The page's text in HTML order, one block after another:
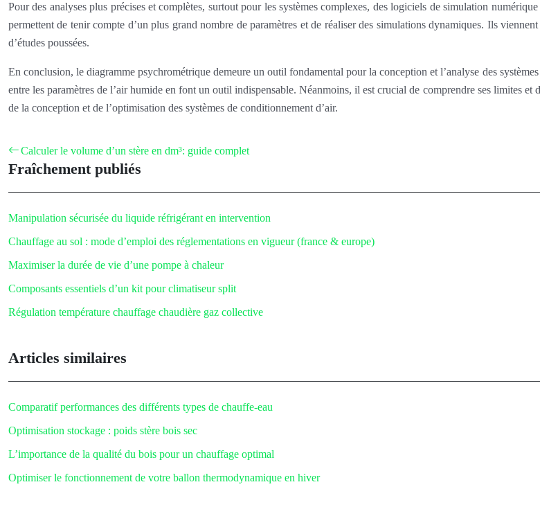
Pour des analyses plus précises et complètes, surtout pour les systèmes complexes, des logiciels de simulation
permettent de tenir compte d’un plus grand nombre de paramètres et de réaliser des simulations dynamiques. Ils
d’études poussées.
En conclusion, le diagramme psychrométrique demeure un outil fondamental pour la conception et l’analyse des
entre les paramètres de l’air humide en font un outil indispensable. Néanmoins, il est crucial de comprendre ses limites
de la conception et de l’optimisation des systèmes de conditionnement d’air.
Calculer le volume d’un stère en dm³: guide complet
Fraîchement publiés
Manipulation sécurisée du liquide réfrigérant en intervention
Chauffage au sol : mode d’emploi des réglementations en vigueur (france & europe)
Maximiser la durée de vie d’une pompe à chaleur
Composants essentiels d’un kit pour climatiseur split
Régulation température chauffage chaudière gaz collective
Articles similaires
Comparatif performances des différents types de chauffe-eau
Optimisation stockage : poids stère bois sec
L’importance de la qualité du bois pour un chauffage optimal
Optimiser le fonctionnement de votre ballon thermodynamique en hiver